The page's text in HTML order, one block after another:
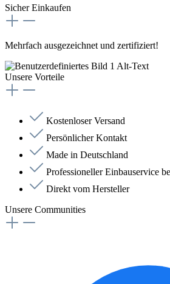
Sicher Einkaufen
Mehrfach ausgezeichnet und zertifiziert!
Unsere Vorteile
Kostenloser Versand
Persönlicher Kontakt
Made in Deutschland
Professioneller Einbauservice
Direkt vom Hersteller
Unsere Communities